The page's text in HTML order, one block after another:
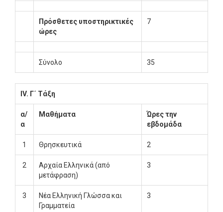
Πρόσθετες υποστηρικτικές
ώρες
7
Σύνολο 35
ΙV. Γ΄ Τάξη
α/
α
Μαθήματα
Ώρες την
εβδομάδα
1 Θρησκευτικά 2
2
Αρχαία Ελληνικά (από
μετάφραση)
3
3
Νέα Ελληνική Γλώσσα και
Γραμματεία
3